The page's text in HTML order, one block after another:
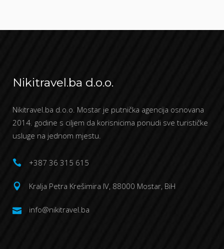
Nikitravel.ba d.o.o.
Nikitravel.ba d.o.o. Mostar je putnička agencija osnovana
2014. godine s ciljem da korisnicima ponudi sve turističke
usluge na jednom mjestu.
+387 36 315 615
Kralja Petra Krešimira IV, 88000 Mostar, BiH
info@nikitravel.ba